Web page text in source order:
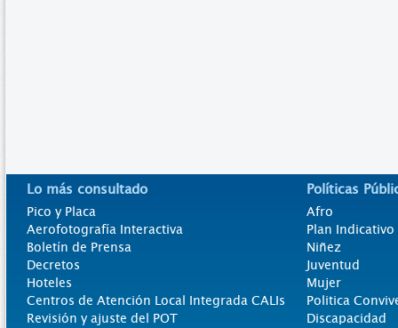
Lo más consultado
Pico y Placa
Aerofotografía Interactiva
Boletín de Prensa
Decretos
Hoteles
Centros de Atención Local Integrada CALIs
Revisión y ajuste del POT
Políticas
Afro
Plan
Niñez
Juventud
Mujer
Politica
Discapacidad